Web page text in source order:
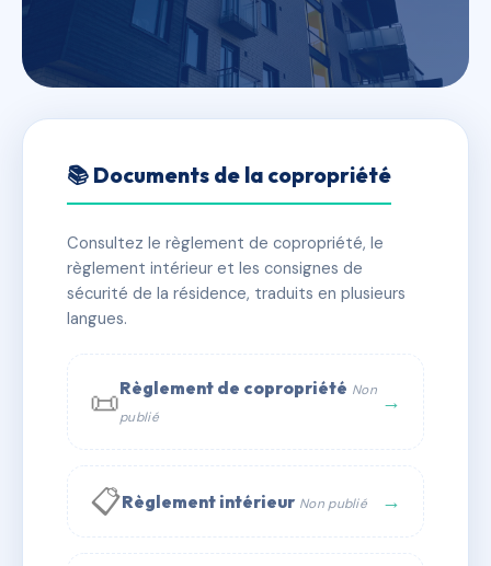
FONTVERT
✓ Immatriculée 🏠 114 lots 🏗 2 bâtiment(s)
📞 Contacter Syndic Digital
📚 Documents de la copropriété
Consultez le règlement de copropriété, le
règlement intérieur et les consignes de
sécurité de la résidence, traduits en plusieurs
langues.
📜Règlement de copropriété Non
publié
→
📋Règlement intérieur Non publié →